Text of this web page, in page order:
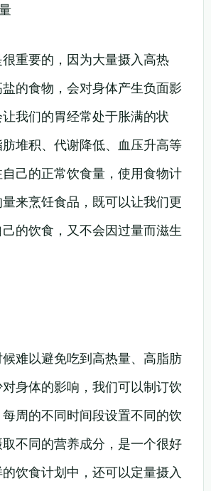
重要的，因为大量摄入高热
的食物，会对身体产生负面影
我们的胃经常处于胀满的状
堆积、代谢降低、血压升高等
己的正常饮食量，使用食物计
来烹饪食品，既可以让我们更
的饮食，又不会因过量而滋生
难以避免吃到高热量、高脂肪
身体的影响，我们可以制订饮
周的不同时间段设置不同的饮
不同的营养成分，是一个很好
饮食计划中，还可以定量摄入